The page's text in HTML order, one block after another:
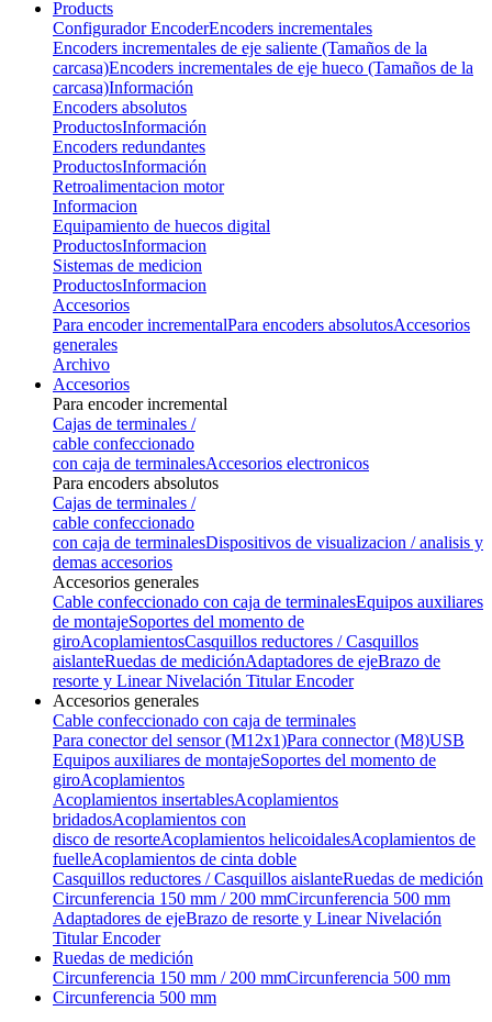
Products
Configurador EncoderEncoders incrementales
Encoders incrementales de eje saliente (Tamaños de la
carcasa)Encoders incrementales de eje hueco (Tamaños de la
carcasa)Información
Encoders absolutos
ProductosInformación
Encoders redundantes
ProductosInformación
Retroalimentacion motor
Informacion
Equipamiento de huecos digital
ProductosInformacion
Sistemas de medicion
ProductosInformacion
Accesorios
Para encoder incrementalPara encoders absolutosAccesorios
generales
Archivo
Accesorios
Para encoder incremental
Cajas de terminales /
cable confeccionado
con caja de terminalesAccesorios electronicos
Para encoders absolutos
Cajas de terminales /
cable confeccionado
con caja de terminalesDispositivos de visualizacion / analisis y
demas accesorios
Accesorios generales
Cable confeccionado con caja de terminalesEquipos auxiliares
de montajeSoportes del momento de
giroAcoplamientosCasquillos reductores / Casquillos
aislanteRuedas de mediciónAdaptadores de ejeBrazo de
resorte y Linear Nivelación Titular Encoder
Accesorios generales
Cable confeccionado con caja de terminales
Para conector del sensor (M12x1)Para connector (M8)USB
Equipos auxiliares de montajeSoportes del momento de
giroAcoplamientos
Acoplamientos insertablesAcoplamientos
bridadosAcoplamientos con
disco de resorteAcoplamientos helicoidalesAcoplamientos de
fuelleAcoplamientos de cinta doble
Casquillos reductores / Casquillos aislanteRuedas de medición
Circunferencia 150 mm / 200 mmCircunferencia 500 mm
Adaptadores de ejeBrazo de resorte y Linear Nivelación
Titular Encoder
Ruedas de medición
Circunferencia 150 mm / 200 mmCircunferencia 500 mm
Circunferencia 500 mm